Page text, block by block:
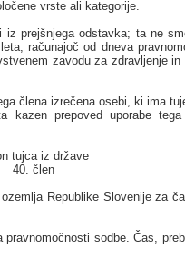
vrste ali kategorije.
iz prejšnjega odstavka; ta ne
računajoč od dneva
zavodu za zdravljenje
člena izrečena osebi, ki ima
kazen prepoved uporabe
tujca iz države
40. člen
Republike Slovenije za
pravnomočnosti sodbe. Čas,